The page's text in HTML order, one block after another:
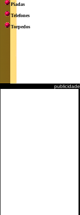
Piadas
Telefones
Torpedos
publicidade